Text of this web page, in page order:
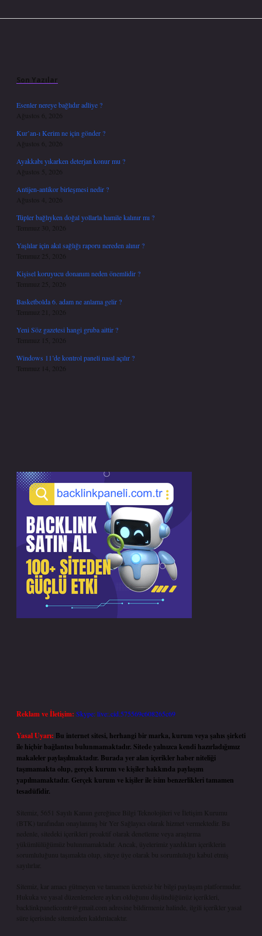
Son Yazılar
Esenler nereye bağlıdır adliye ?
Ağustos 6, 2026
Kur’an-ı Kerim ne için gönder ?
Ağustos 6, 2026
Ayakkabı yıkarken deterjan konur mu ?
Ağustos 5, 2026
Antijen-antikor birleşmesi nedir ?
Ağustos 4, 2026
Tüpler bağlıyken doğal yollarla hamile kalınır mı ?
Temmuz 30, 2026
Yaşlılar için akıl sağlığı raporu nereden alınır ?
Temmuz 25, 2026
Kişisel koruyucu donanım neden önemlidir ?
Temmuz 25, 2026
Basketbolda 6. adam ne anlama gelir ?
Temmuz 21, 2026
Yeni Söz gazetesi hangi gruba aittir ?
Temmuz 15, 2026
Windows 11’de kontrol paneli nasıl açılır ?
Temmuz 14, 2026
Reklam ve İletişim: Skype: live:.cid.575569c608265c69
Yasal Uyarı: Bu internet sitesi, herhangi bir marka, kurum veya şahıs şirketi
ile hiçbir bağlantısı bulunmamaktadır. Sitede yalnızca kendi hazırladığımız
makaleler paylaşılmaktadır. Burada yer alan içerikler haber niteliği
taşımamakta olup, gerçek kurum ve kişiler hakkında paylaşım
yapılmamaktadır. Gerçek kurum ve kişiler ile isim benzerlikleri tamamen
tesadüfidir.
Sitemiz, 5651 Sayılı Kanun gereğince Bilgi Teknolojileri ve İletişim Kurumu
(BTK) tarafından onaylanmış bir Yer Sağlayıcı olarak hizmet vermektedir. Bu
nedenle, sitedeki içerikleri proaktif olarak denetleme veya araştırma
yükümlülüğümüz bulunmamaktadır. Ancak, üyelerimiz yazdıkları içeriklerin
sorumluluğunu taşımakta olup, siteye üye olarak bu sorumluluğu kabul etmiş
sayılırlar.
Sitemiz, kar amacı gütmeyen ve tamamen ücretsiz bir bilgi paylaşım platformudur.
Hukuka ve yasal düzenlemelere aykırı olduğunu düşündüğünüz içerikleri,
backlinkpanelicomtr@gmail.com
adresine bildirmeniz halinde, ilgili içerikler yasal
süre içerisinde sitemizden kaldırılacaktır.